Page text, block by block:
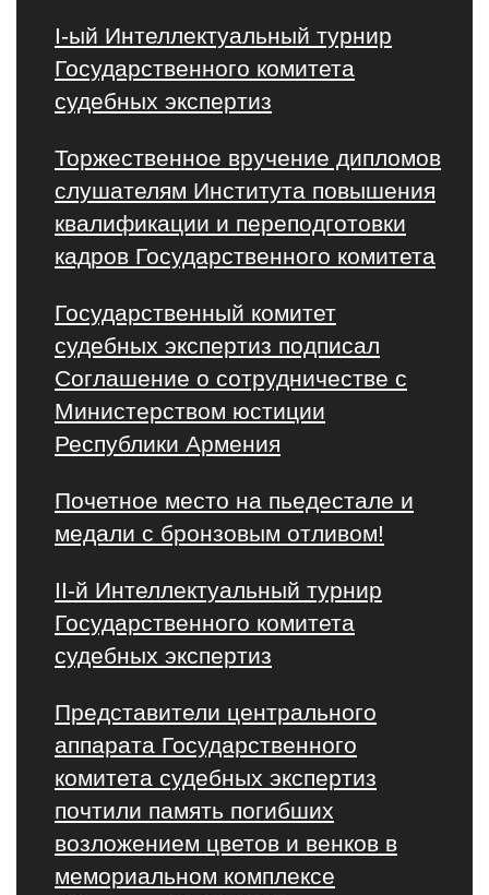
I-ый Интеллектуальный турнир
Государственного комитета
судебных экспертиз
Торжественное вручение дипломов
слушателям Института повышения
квалификации и переподготовки
кадров Государственного комитета
Государственный комитет
судебных экспертиз подписал
Соглашение о сотрудничестве с
Министерством юстиции
Республики Армения
Почетное место на пьедестале и
медали с бронзовым отливом!
II-й Интеллектуальный турнир
Государственного комитета
судебных экспертиз
Представители центрального
аппарата Государственного
комитета судебных экспертиз
почтили память погибших
возложением цветов и венков в
мемориальном комплексе